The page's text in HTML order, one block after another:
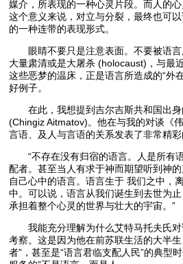
媒介，所表现的一种心灵片段。而人的
这个意义来说，对立与分裂，最终也可
的一种连带的表现形式。
眼睛不要只是注意表面。不要被语言
大量肃清或是大屠杀 (holocaust)，与最
这些恶梦的温床，正是语言所造成的“外
好例子。
在此，我想提到吉尔吉斯共和国出身
(Chingiz Aitmatov)。他在与我的对谈《
言语、及人与言语的关系发表了非常精彩
“不存在没有归宿的语言。人是所有
配者。甚至当人有求于神而期望听到神
自己心中的语言。语言生于 我们之中，
中。可以说，语言从我们诞生到去世为
承担着整个心灵的世界与壮大的宇宙。”
我能充分理解为什么艾特马托夫氏对
考察。这是因为他在前苏联生活的大半
者”，甚至是“语言君临支配人民”的典型